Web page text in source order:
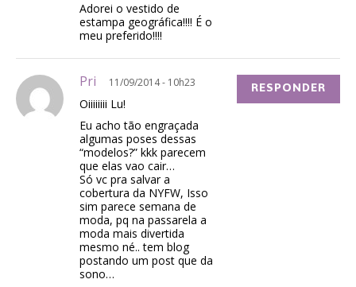
Adorei o vestido de
estampa geográfica!!!! É o
meu preferido!!!!
Pri 11/09/2014 - 10h23
Oiiiiiiii Lu!
Eu acho tão engraçada
algumas poses dessas
“modelos?” kkk parecem
que elas vao cair…
Só vc pra salvar a
cobertura da NYFW, Isso
sim parece semana de
moda, pq na passarela a
moda mais divertida
mesmo né.. tem blog
postando um post que da
sono…
RESPONDER